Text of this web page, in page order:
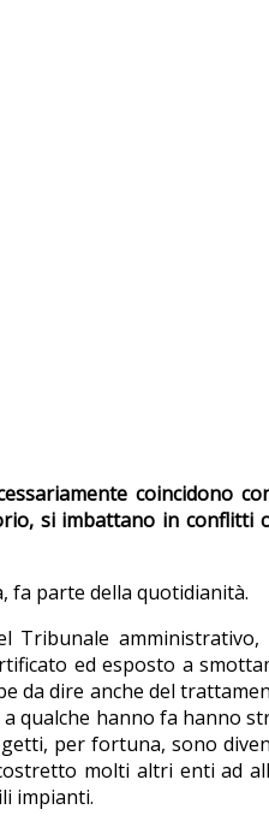
coincidono
si imbattano in conflitti
fa parte della quotidianità.
Tribunale amministrativo,
ed esposto a
da dire anche del
qualche hanno fa hanno
per fortuna, sono
molti altri enti ad
impianti.